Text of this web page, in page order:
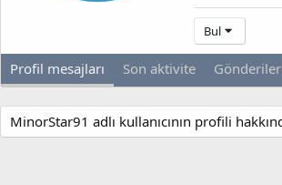
Bul
Profil mesajları Son aktivite Gönderiler
MinorStar91 adlı kullanıcının profili